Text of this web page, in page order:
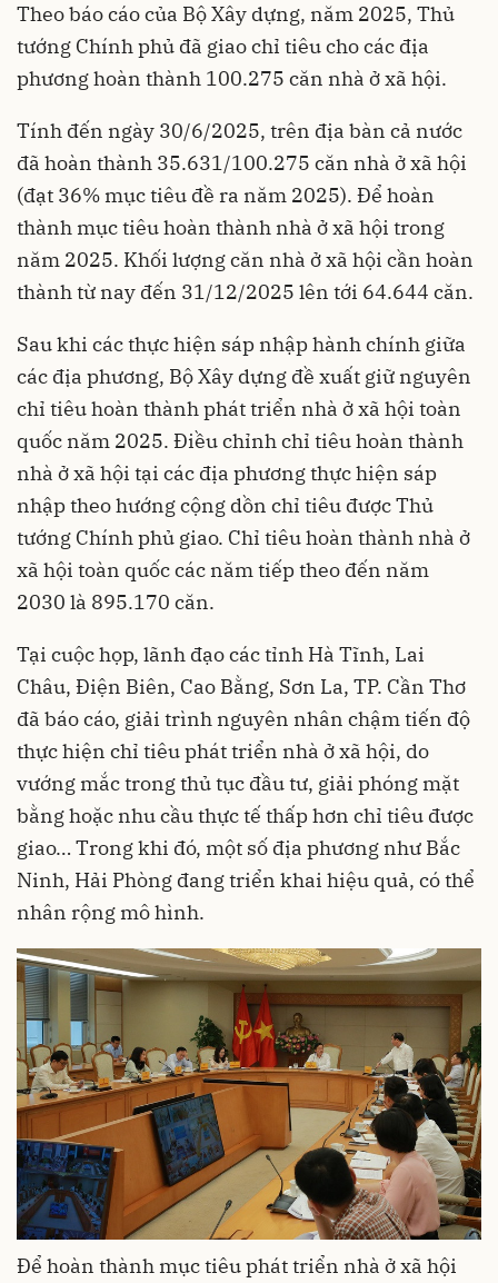
Theo báo cáo của Bộ Xây dựng, năm 2025, Thủ
tướng Chính phủ đã giao chỉ tiêu cho các địa
phương hoàn thành 100.275 căn nhà ở xã hội.
Tính đến ngày 30/6/2025, trên địa bàn cả nước
đã hoàn thành 35.631/100.275 căn nhà ở xã hội
(đạt 36% mục tiêu đề ra năm 2025). Để hoàn
thành mục tiêu hoàn thành nhà ở xã hội trong
năm 2025. Khối lượng căn nhà ở xã hội cần hoàn
thành từ nay đến 31/12/2025 lên tới 64.644 căn.
Sau khi các thực hiện sáp nhập hành chính giữa
các địa phương, Bộ Xây dựng đề xuất giữ nguyên
chỉ tiêu hoàn thành phát triển nhà ở xã hội toàn
quốc năm 2025. Điều chỉnh chỉ tiêu hoàn thành
nhà ở xã hội tại các địa phương thực hiện sáp
nhập theo hướng cộng dồn chỉ tiêu được Thủ
tướng Chính phủ giao. Chỉ tiêu hoàn thành nhà ở
xã hội toàn quốc các năm tiếp theo đến năm
2030 là 895.170 căn.
Tại cuộc họp, lãnh đạo các tỉnh Hà Tĩnh, Lai
Châu, Điện Biên, Cao Bằng, Sơn La, TP. Cần Thơ
đã báo cáo, giải trình nguyên nhân chậm tiến độ
thực hiện chỉ tiêu phát triển nhà ở xã hội, do
vướng mắc trong thủ tục đầu tư, giải phóng mặt
bằng hoặc nhu cầu thực tế thấp hơn chỉ tiêu được
giao… Trong khi đó, một số địa phương như Bắc
Ninh, Hải Phòng đang triển khai hiệu quả, có thể
nhân rộng mô hình.
Để hoàn thành mục tiêu phát triển nhà ở xã hội